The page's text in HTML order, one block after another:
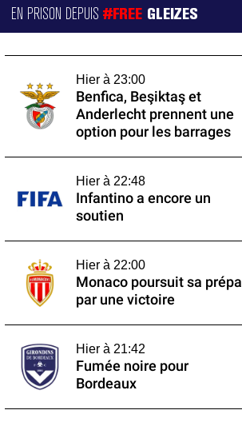
EN PRISON DEPUIS#FREE GLEIZES
Hier à 23:00
Benfica, Beşiktaş et
Anderlecht prennent une
option pour les barrages
Hier à 22:48
Infantino a encore un
soutien
Hier à 22:00
Monaco poursuit sa prépa
par une victoire
Hier à 21:42
Fumée noire pour
Bordeaux